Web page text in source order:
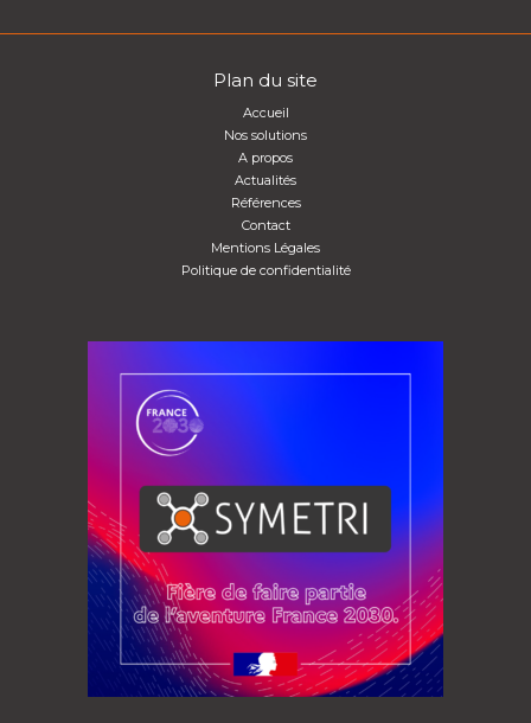
Plan du site
Accueil
Nos solutions
A propos
Actualités
Références
Contact
Mentions Légales
Politique de confidentialité